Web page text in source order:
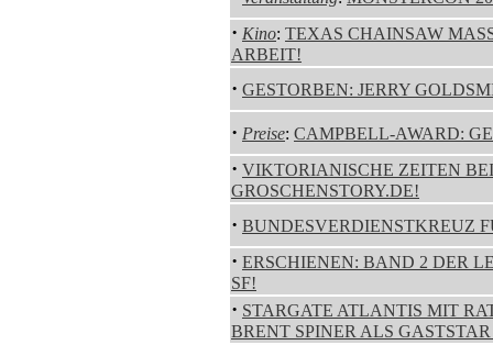
· Kino: TEXAS CHAINSAW
ARBEIT!
· GESTORBEN: JERRY
· Preise: CAMPBELL-AWARD:
· VIKTORIANISCHE ZEITEN BEI
GROSCHENSTORY.DE!
· BUNDESVERDIENSTKREUZ
· ERSCHIENEN: BAND 2 DER
SF!
· STARGATE ATLANTIS MIT
BRENT SPINER ALS